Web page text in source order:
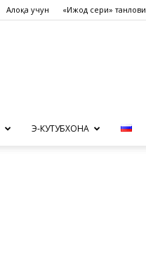
Алоқа учун «Ижод сеҳри» танлови
Э-КУТУБХОНА